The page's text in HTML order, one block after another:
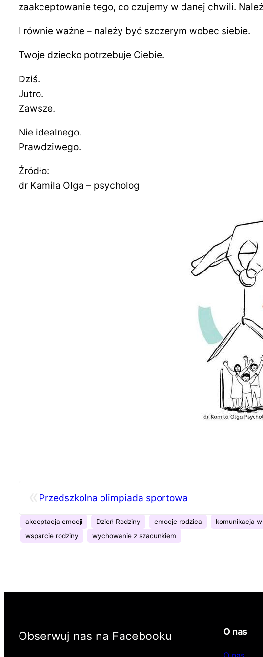
zaakceptowanie tego, co czujemy w danej chwili.
I równie ważne – należy być szczerym wobec siebie.
Twoje dziecko potrzebuje Ciebie.
Dziś.
Jutro.
Zawsze.
Nie idealnego.
Prawdziwego.
Źródło:
dr Kamila Olga – psycholog
Przedszkolna olimpiada sportowa
akceptacja emocji Dzień Rodziny emocje rodzica komunikacja
wsparcie rodziny
wychowanie z szacunkiem
Obserwuj nas na Facebooku O nas